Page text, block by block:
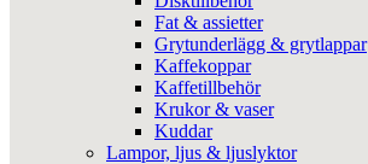
Fat & assietter
Grytunderlägg & grytlappar
Kaffekoppar
Kaffetillbehör
Krukor & vaser
Kuddar
Lampor, ljus & ljuslyktor